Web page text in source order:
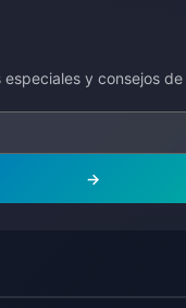
especiales y consejos de
→